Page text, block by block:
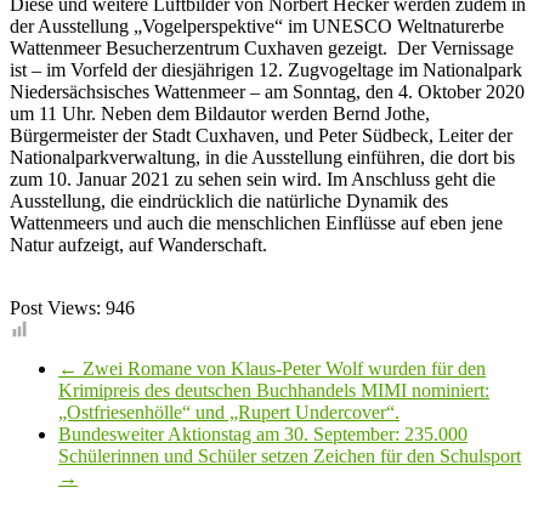
Diese und weitere Luftbilder von Norbert Hecker werden zudem in
der Ausstellung „Vogelperspektive“ im UNESCO Weltnaturerbe
Wattenmeer Besucherzentrum Cuxhaven gezeigt. Der Vernissage
ist – im Vorfeld der diesjährigen 12. Zugvogeltage im Nationalpark
Niedersächsisches Wattenmeer – am Sonntag, den 4. Oktober 2020
um 11 Uhr. Neben dem Bildautor werden Bernd Jothe,
Bürgermeister der Stadt Cuxhaven, und Peter Südbeck, Leiter der
Nationalparkverwaltung, in die Ausstellung einführen, die dort bis
zum 10. Januar 2021 zu sehen sein wird. Im Anschluss geht die
Ausstellung, die eindrücklich die natürliche Dynamik des
Wattenmeers und auch die menschlichen Einflüsse auf eben jene
Natur aufzeigt, auf Wanderschaft.
Post Views: 946
← Zwei Romane von Klaus-Peter Wolf wurden für den
Krimipreis des deutschen Buchhandels MIMI nominiert:
„Ostfriesenhölle“ und „Rupert Undercover“.
Bundesweiter Aktionstag am 30. September: 235.000
Schülerinnen und Schüler setzen Zeichen für den Schulsport
→